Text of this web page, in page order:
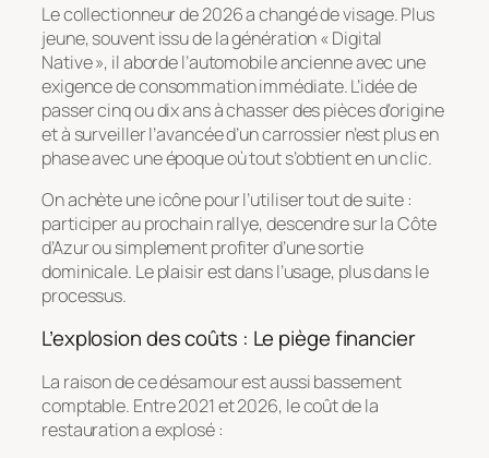
Le collectionneur de 2026 a changé de visage. Plus
jeune, souvent issu de la génération « Digital
Native », il aborde l’automobile ancienne avec une
exigence de consommation immédiate. L’idée de
passer cinq ou dix ans à chasser des pièces d’origine
et à surveiller l’avancée d’un carrossier n’est plus en
phase avec une époque où tout s’obtient en un clic.
On achète une icône pour l’utiliser tout de suite :
participer au prochain rallye, descendre sur la Côte
d’Azur ou simplement profiter d’une sortie
dominicale. Le plaisir est dans l’usage, plus dans le
processus.
L’explosion des coûts : Le piège financier
La raison de ce désamour est aussi bassement
comptable. Entre 2021 et 2026, le coût de la
restauration a explosé :